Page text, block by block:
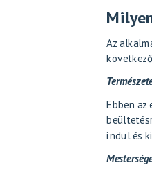
Az
Ebben
indul és